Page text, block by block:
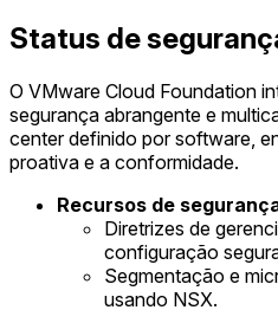
Status de
O VMware Cloud Foundation
segurança abrangente e
center definido por software,
proativa e a conformidade.
Recursos de
Diretrizes de
configuração
Segmentação e
usando NSX.